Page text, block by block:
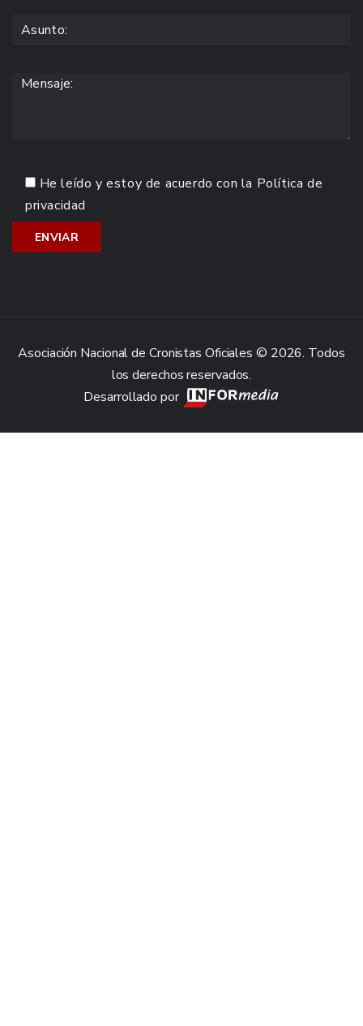
He leído y estoy de acuerdo con la Política de
privacidad
Asociación Nacional de Cronistas Oficiales © 2026. Todos
los derechos reservados.
Desarrollado por